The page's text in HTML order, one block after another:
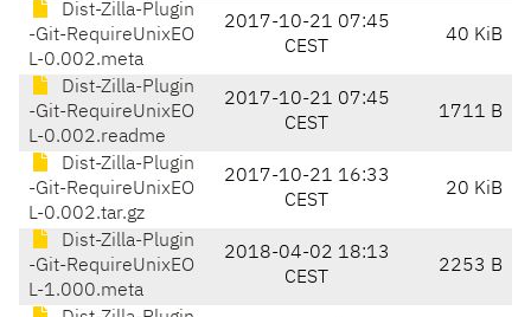
Dist-Zilla-Plugin
-Git-RequireUnixEO
L-0.002.meta
2017-10-21 07:45
CEST
40 KiB
Dist-Zilla-Plugin
-Git-RequireUnixEO
L-0.002.readme
2017-10-21 07:45
CEST
1711 B
Dist-Zilla-Plugin
-Git-RequireUnixEO
L-0.002.tar.gz
2017-10-21 16:33
CEST
20 KiB
Dist-Zilla-Plugin
-Git-RequireUnixEO
L-1.000.meta
2018-04-02 18:13
CEST
2253 B